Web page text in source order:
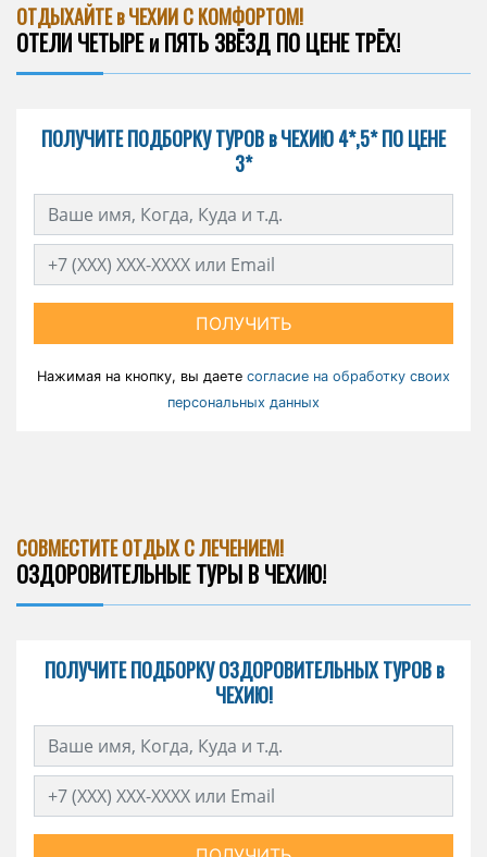
ОТДЫХАЙТЕ в ЧЕХИИ С КОМФОРТОМ!
ОТЕЛИ ЧЕТЫРЕ и ПЯТЬ ЗВЁЗД ПО ЦЕНЕ ТРЁХ!
ПОЛУЧИТЕ ПОДБОРКУ ТУРОВ в ЧЕХИЮ 4*,5* ПО ЦЕНЕ
3*
ПОЛУЧИТЬ
Нажимая на кнопку, вы даете согласие на обработку своих
персональных данных
СОВМЕСТИТЕ ОТДЫХ С ЛЕЧЕНИЕМ!
ОЗДОРОВИТЕЛЬНЫЕ ТУРЫ В ЧЕХИЮ!
ПОЛУЧИТЕ ПОДБОРКУ ОЗДОРОВИТЕЛЬНЫХ ТУРОВ в
ЧЕХИЮ!